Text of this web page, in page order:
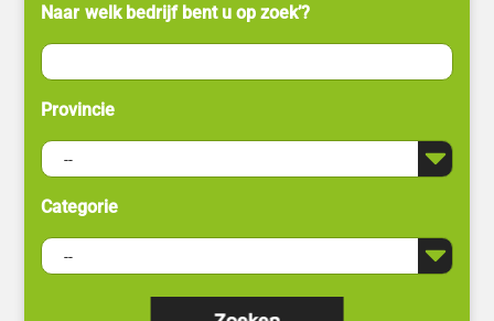
Naar welk bedrijf bent u op zoek’?
Provincie
Categorie